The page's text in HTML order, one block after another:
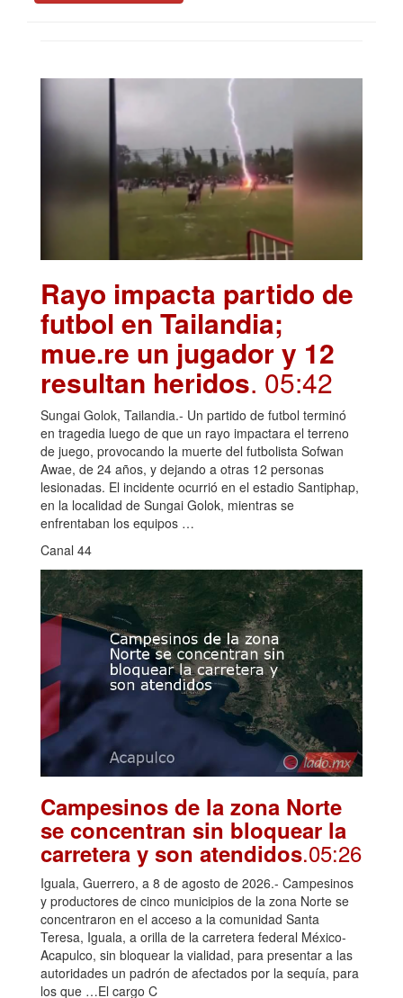
Rayo impacta partido de
futbol en Tailandia;
mue.re un jugador y 12
resultan heridos. 05:42
Sungai Golok, Tailandia.- Un partido de futbol terminó
en tragedia luego de que un rayo impactara el terreno
de juego, provocando la muerte del futbolista Sofwan
Awae, de 24 años, y dejando a otras 12 personas
lesionadas. El incidente ocurrió en el estadio Santiphap,
en la localidad de Sungai Golok, mientras se
enfrentaban los equipos …
Canal 44
Campesinos de la zona Norte
se concentran sin bloquear la
carretera y son atendidos.05:26
Iguala, Guerrero, a 8 de agosto de 2026.- Campesinos
y productores de cinco municipios de la zona Norte se
concentraron en el acceso a la comunidad Santa
Teresa, Iguala, a orilla de la carretera federal México-
Acapulco, sin bloquear la vialidad, para presentar a las
autoridades un padrón de afectados por la sequía, para
los que …El cargo C